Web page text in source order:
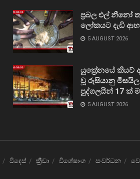
ප්‍රබල එල් නීනෝ
ලෝකයට දැඩි
5 AUGUST 2026
යුක්‍රේනයේ කියව්
වූ රුසියානු මිසයිල
පුද්ගලයින් 17 ක්
5 AUGUST 2026
විදෙස් ක්‍රීඩා විශේෂාංග සංවර්ධන